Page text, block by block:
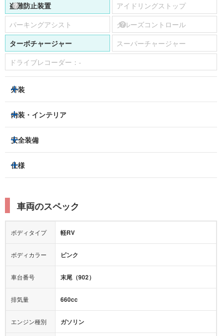
盗難防止装置
アイドリングストップ
パーキングアシスト
クルーズコントロール
ターボチャージャー
スーパーチャージャー
ドライブレコーダー： -
外装
HIDヘッドライト
アルミホイール：あり
サンルーフ/ガラスルーフ
ルーフレール
エアロパーツ
ローダウン
内装・インテリア
3列シート
ベンチシート
パワーシート
シートヒーター
カーナビ：メモリーナビ他
ミュージックプレイヤー接続可
後席モニター
安全装備
トラクションコントロール
レーンキープアシスト
横滑り防止装置
衝突被害軽減プレーキ
カメラ：バック
エアバッグ：
ダブルエアバッグ
衝撃緩和ヘッドレスト
サポカー
アクセル踏み間違い（誤発進）防止装置
仕様
車両のスペック
ボディタイプ 軽RV
ボディカラー ピンク
車台番号 末尾（902）
排気量 660cc
エンジン種別 ガソリン